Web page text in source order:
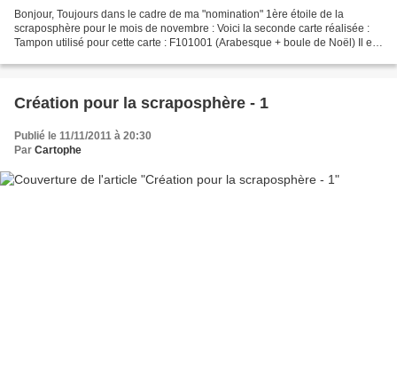
Bonjour, Toujours dans le cadre de ma "nomination" 1ère étoile de la
scraposphère pour le mois de novembre : Voici la seconde carte réalisée :
Tampon utilisé pour cette carte : F101001 (Arabesque + boule de Noël) Il est
Création pour la scraposphère - 1
Publié le 11/11/2011 à 20:30
Par Cartophe